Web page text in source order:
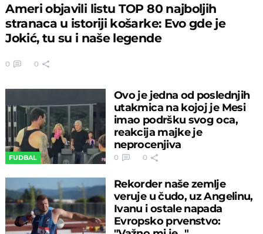
Ameri objavili listu TOP 80 najboljih
stranaca u istoriji košarke: Evo gde je
Jokić, tu su i naše legende
0 0
FUDBAL
Ovo je jedna od poslednjih
utakmica na kojoj je Mesi
imao podršku svog oca,
reakcija majke je
neprocenjiva
0 0
Rekorder naše zemlje
veruje u čudo, uz Angelinu,
Ivanu i ostale napada
Evropsko prvenstvo: